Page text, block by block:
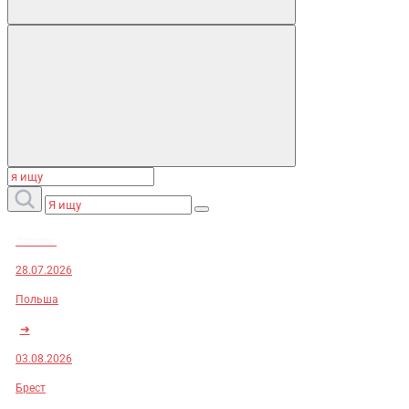
28.07.2026
Польша
➜
03.08.2026
Брест